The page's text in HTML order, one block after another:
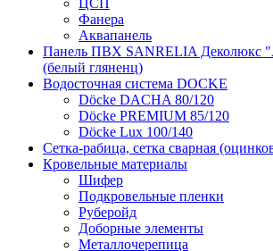
Фанера
Аквапанель
Панель ПВХ SANRELIA Деколюкс
(белый гляненц)
Водосточная система DOCKE
Döсkе DACHA 80/120
Döcke PREMIUM 85/120
Döсkе Luх 100/140
Сетка-рабица, сетка сварная
Кровельные материалы
Шифер
Подкровельные пленки
Руберойд
Доборные элементы
Металлочерепица